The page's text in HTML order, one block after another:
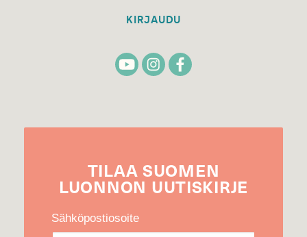
KIRJAUDU
TILAA SUOMEN
LUONNON UUTIS­KIRJE
Sähköpostiosoite